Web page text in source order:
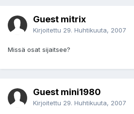
Guest mitrix
Kirjoitettu 29. Huhtikuuta, 2007
Missä osat sijaitsee?
Guest mini1980
Kirjoitettu 29. Huhtikuuta, 2007